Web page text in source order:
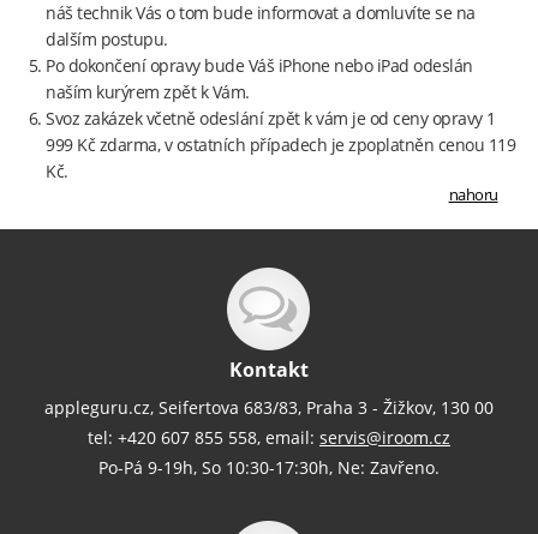
náš technik Vás o tom bude informovat a domluvíte se na
dalším postupu.
Po dokončení opravy bude Váš iPhone nebo iPad odeslán
naším kurýrem zpět k Vám.
Svoz zakázek včetně odeslání zpět k vám je od ceny opravy 1
999 Kč zdarma, v ostatních případech je zpoplatněn cenou 119
Kč.
nahoru
Kontakt
appleguru.cz, Seifertova 683/83, Praha 3 - Žižkov, 130 00
tel: +420 607 855 558, email: servis@iroom.cz
Po-Pá 9-19h, So 10:30-17:30h, Ne: Zavřeno.